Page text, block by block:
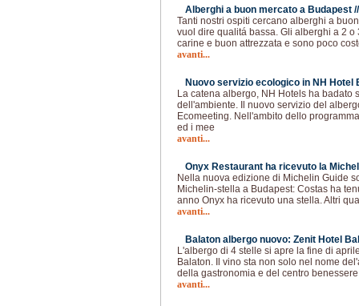
Alberghi a buon mercato a Budapest
Tanti nostri ospiti cercano alberghi a
vuol dire qualitá bassa. Gli alberghi a 2 o
carine e buon attrezzata e sono poco
avanti...
Nuovo servizio ecologico in NH Hotel
La catena albergo, NH Hotels ha badato
dell'ambiente. Il nuovo servizio del
Ecomeeting. Nell'ambito dello
ed i mee
avanti...
Onyx Restaurant ha ricevuto la
Nella nuova edizione di Michelin Guide
Michelin-stella a Budapest: Costas ha
anno Onyx ha ricevuto una stella. Altri
avanti...
Balaton albergo nuovo: Zenit Hotel
L'albergo di 4 stelle si apre la fine di
Balaton. Il vino sta non solo nel nome
della gastronomia e del centro
avanti...